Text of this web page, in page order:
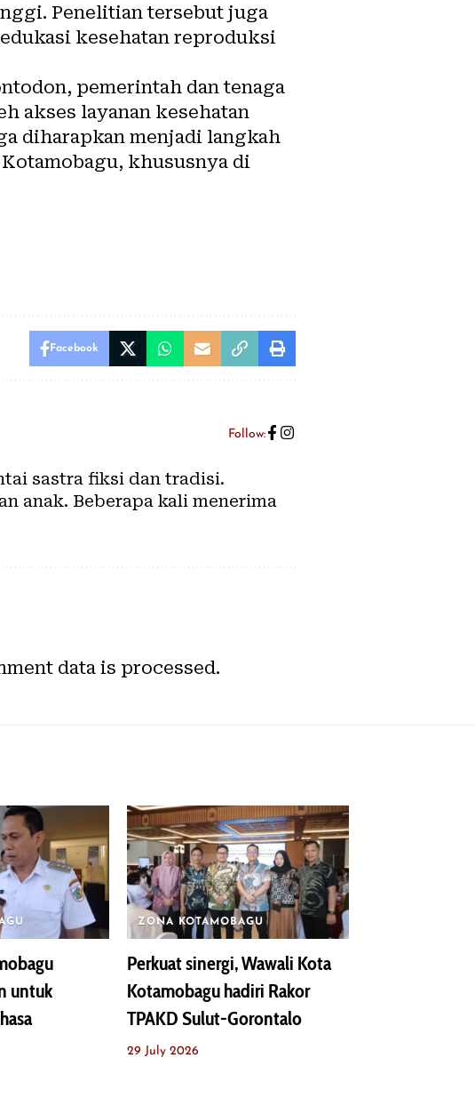
Penelitian tersebut juga
kesehatan reproduksi
pemerintah dan tenaga
akses layanan kesehatan
diharapkan menjadi langkah
khususnya di
Facebook
Follow:
sastra fiksi dan tradisi.
anak. Beberapa kali menerima
data is processed.
untuk
ZONA KOTAMOBAGU
Perkuat sinergi, Wawali Kota
Kotamobagu hadiri Rakor
TPAKD Sulut-Gorontalo
29 July 2026